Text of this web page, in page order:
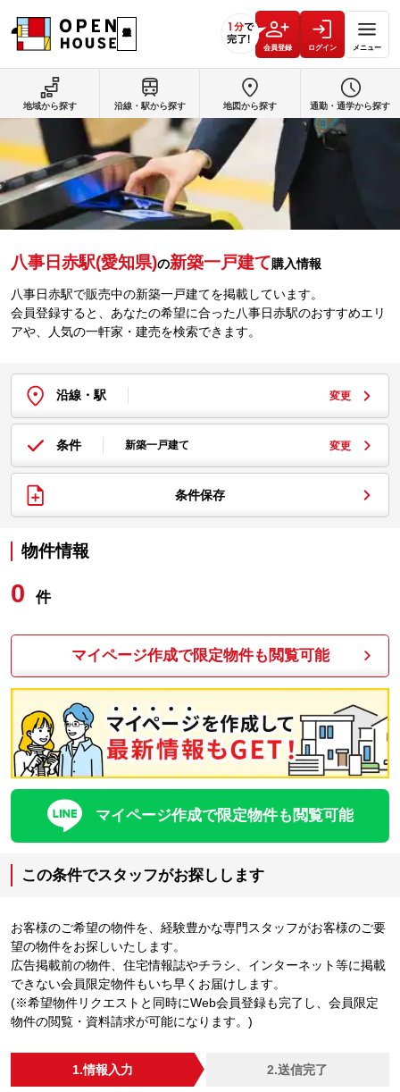
会員登録 ログイン メニュー
八事日赤駅(愛知県)の新築一戸建て購入情報
八事日赤駅で販売中の新築一戸建てを掲載しています。
会員登録すると、あなたの希望に合った八事日赤駅のおすすめエリ
アや、人気の一軒家・建売を検索できます。
沿線・駅 変更
条件 新築一戸建て 変更
条件保存
物件情報
0 件
マイページ作成で限定物件も閲覧可能
マイページ作成で限定物件も閲覧可能
この条件でスタッフがお探しします
お客様のご希望の物件を、経験豊かな専門スタッフがお客様のご要
望の物件をお探しいたします。
広告掲載前の物件、住宅情報誌やチラシ、インターネット等に掲載
できない会員限定物件もいち早くお届けします。
(※希望物件リクエストと同時にWeb会員登録も完了し、会員限定
物件の閲覧・資料請求が可能になります。)
1.情報入力 2.送信完了
地域から探す 沿線・駅から探す 地図から探す 通勤・通学から探す